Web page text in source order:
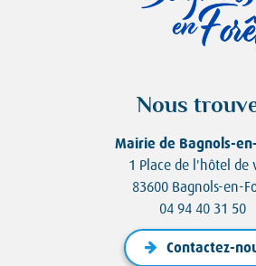
Nous
Mairie de Bagnols-
1 Place de l'hôtel de
83600 Bagnols-en-
04 94 40 31 50
Contactez-